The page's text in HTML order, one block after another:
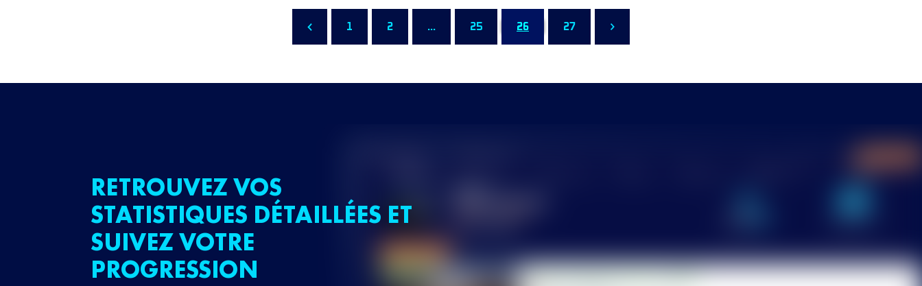
1 2 ... 25 26 27
RETROUVEZ VOS
STATISTIQUES DÉTAILLÉES ET
SUIVEZ VOTRE
PROGRESSION